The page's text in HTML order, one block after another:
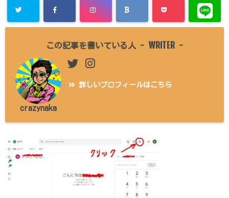
この記事を書いている人 - WRITER -
crazynaka
詳しいプロフィールはこちら